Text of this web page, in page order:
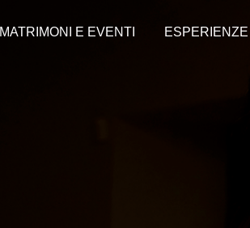
MATRIMONI E EVENTI ESPERIENZE